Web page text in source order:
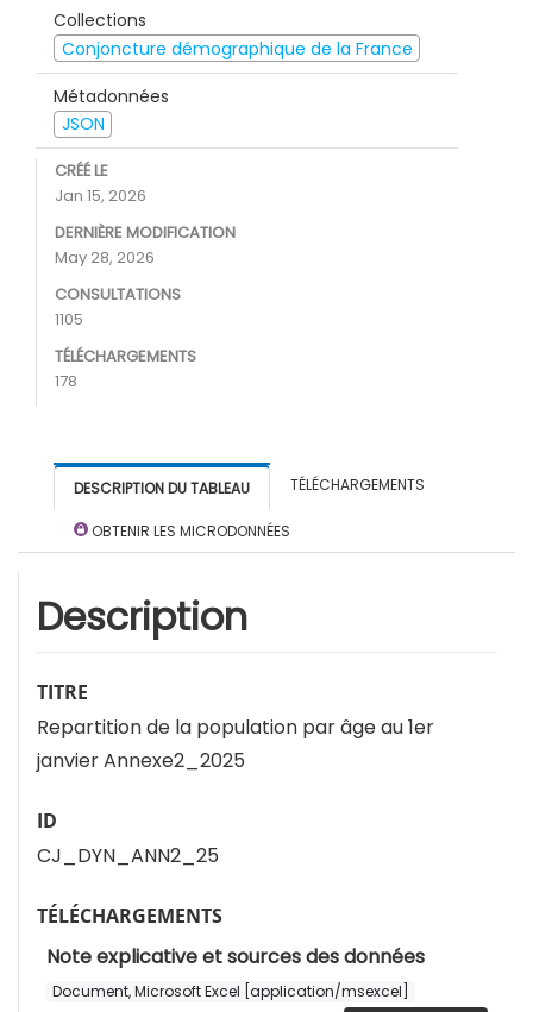
Collections
Conjoncture démographique de la France
Métadonnées
JSON
CRÉÉ LE
Jan 15, 2026
DERNIÈRE MODIFICATION
May 28, 2026
CONSULTATIONS
1105
TÉLÉCHARGEMENTS
178
DESCRIPTION DU TABLEAU TÉLÉCHARGEMENTS
OBTENIR LES MICRODONNÉES
Description
TITRE
Repartition de la population par âge au 1er
janvier Annexe2_2025
ID
CJ_DYN_ANN2_25
TÉLÉCHARGEMENTS
Note explicative et sources des données
Document, Microsoft Excel [application/msexcel]